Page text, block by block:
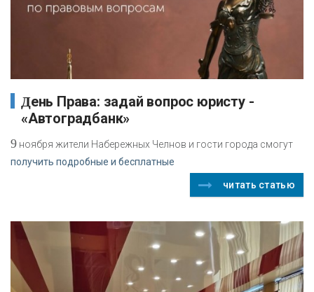
День Права: задай вопрос юристу -
«Автоградбанк»
9 ноября жители Набережных Челнов и гости города смогут
получить подробные и бесплатные
читать статью